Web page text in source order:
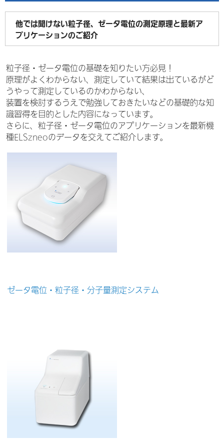
他では聞けない粒子径、ゼータ電位の測定原理と最新ア
プリケーションのご紹介
粒子径・ゼータ電位の基礎を知りたい方必見！
原理がよくわからない、測定していて結果は出ているがど
うやって測定しているのかわからない、
装置を検討するうえで勉強しておきたいなどの基礎的な知
識習得を目的とした内容になっています。
さらに、粒子径・ゼータ電位のアプリケーションを最新機
種ELSzneoのデータを交えてご紹介します。
ゼータ電位・粒子径・分子量測定システム